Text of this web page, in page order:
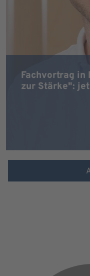
Fachvortrag in
zur Stärke":